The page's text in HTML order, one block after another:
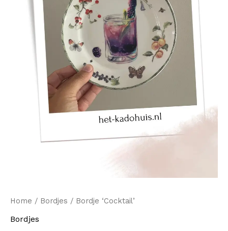
Home / Bordjes / Bordje ‘Cocktail’
Bordjes